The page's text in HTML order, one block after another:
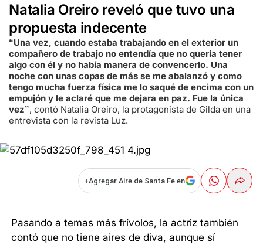
Natalia Oreiro reveló que tuvo una
propuesta indecente
“Una vez, cuando estaba trabajando en el exterior un
compañero de trabajo no entendía que no quería tener
algo con él y no había manera de convencerlo. Una
noche con unas copas de más se me abalanzó y como
tengo mucha fuerza física me lo saqué de encima con un
empujón y le aclaré que me dejara en paz. Fue la única
vez”, contó Natalia Oreiro, la protagonista de Gilda en una
entrevista con la revista Luz.
+Agregar Aire de Santa Fe en
Pasando a temas más frívolos, la actriz también
contó que no tiene aires de diva, aunque sí